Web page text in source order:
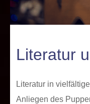
Literatur
Literatur in
Anliegen des